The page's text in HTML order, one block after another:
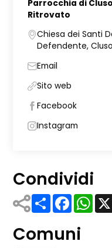
Parrocchia di
Ritrovato
Chiesa dei Santi
Defendente,
Email
Sito web
Facebook
Instagram
Condividi
Share
Comuni